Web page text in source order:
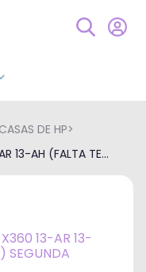
DE HP>
13-AH (FALTA TE...
13-AR 13-
SEGUNDA